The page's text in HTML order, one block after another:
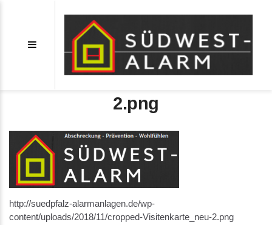
cropped-Visitenkarte_neu-
2.png
http://suedpfalz-alarmanlagen.de/wp-
content/uploads/2018/11/cropped-Visitenkarte_neu-2.png